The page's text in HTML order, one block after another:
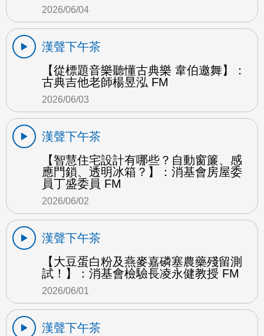
2026/06/04
漢聲下午茶
【從標題音樂聽懂古典樂 韋伯邀舞】：
古典吉他老師楊昱泓 FM
2026/06/03
漢聲下午茶
【智慧住宅設計有哪些？自動窗簾、感
應門鎖、透明冰箱？】：消基會房屋委
員丁盛委員 FM
2026/06/02
漢聲下午茶
【大豆蛋白粉及燕麥嘉磷塞農藥殘留測
試！】：消基會檢驗長凌永健教授 FM
2026/06/01
漢聲下午茶